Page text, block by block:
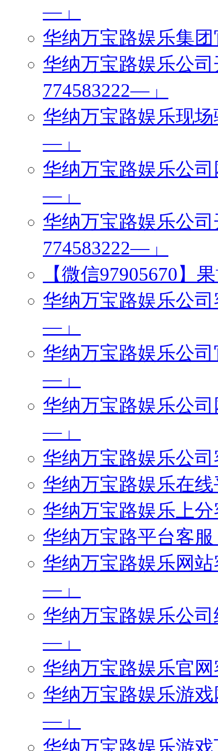
—」
华纳万宝路娱乐集
华纳万宝路娱乐公
774583222—」
华纳万宝路娱乐现
—」
华纳万宝路娱乐公
—」
华纳万宝路娱乐公
774583222—」
【微信97905670】
华纳万宝路娱乐公
—」
华纳万宝路娱乐公
—」
华纳万宝路娱乐公
—」
华纳万宝路娱乐公
华纳万宝路娱乐在
华纳万宝路娱乐上
华纳万宝路平台客
华纳万宝路娱乐网
—」
华纳万宝路娱乐公
—」
华纳万宝路娱乐官
华纳万宝路娱乐游
—」
华纳万宝路娱乐游